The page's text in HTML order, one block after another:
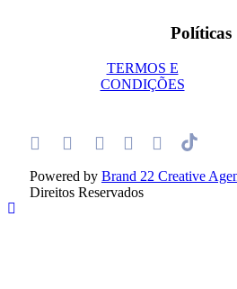
Políticas
TERMOS E
CONDIÇÕES
Powered by Brand 22 Creative
Direitos Reservados